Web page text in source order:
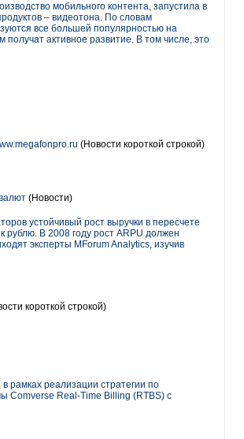
мобильного контента, запустила в
– видеотона. По словам
все большей популярностью на
активное развитие. В том числе, это
(Новости короткой строкой)
(Новости)
устойчивый рост выручки в пересчете
В 2008 году рост ARPU должен
эксперты MForum Analytics, изучив
короткой строкой)
рамках реализации стратегии по
Comverse Real-Time Billing (RTBS) с